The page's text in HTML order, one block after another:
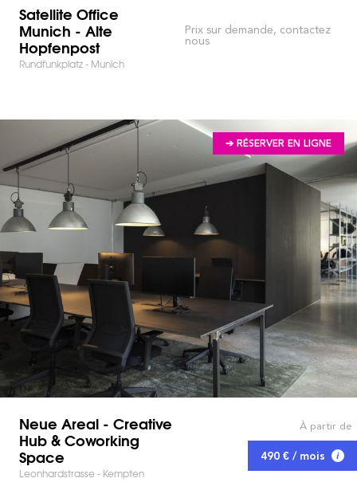
Satellite Office
Munich - Alte
Hopfenpost
Rundfunkplatz - Munich
Prix sur demande, contactez
nous
➔ RÉSERVER EN LIGNE
Neue Areal - Creative
Hub & Coworking
Space
Leonhardstrasse - Kempten
À partir de
490 € / mois